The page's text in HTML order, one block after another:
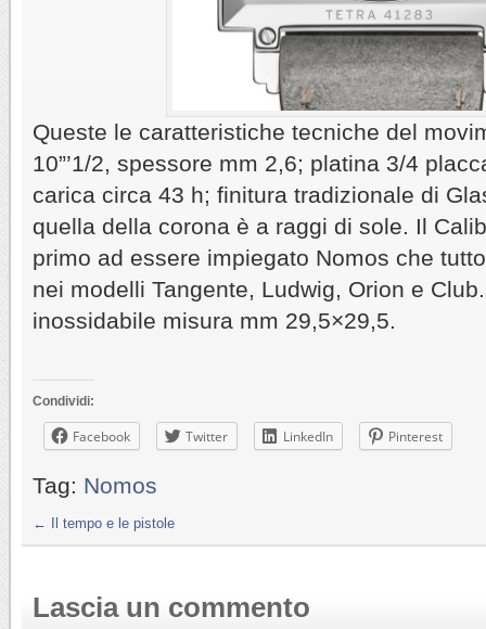
Queste le caratteristiche tecniche del
10”’1/2, spessore mm 2,6; platina 3/4
carica circa 43 h; finitura tradizionale di
quella della corona è a raggi di sole. Il
primo ad essere impiegato Nomos che
nei modelli Tangente, Ludwig, Orion e
inossidabile misura mm 29,5×29,5.
Condividi:
Facebook Twitter LinkedIn Pinterest
Tag: Nomos
← Il tempo e le pistole
Lascia un commento